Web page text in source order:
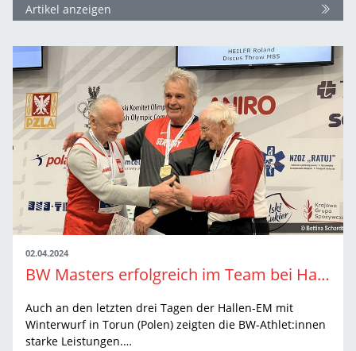
Artikel anzeigen
02.04.2024
BW Masters erfolgreich im Team bei Hallen-EM
Auch an den letzten drei Tagen der Hallen-EM mit
Winterwurf in Torun (Polen) zeigten die BW-Athlet:innen
starke Leistungen.…